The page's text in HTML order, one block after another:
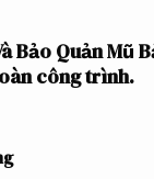
Bảo Quản Mũ
công trình.